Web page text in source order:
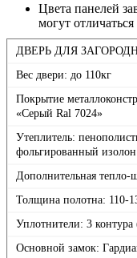
Цвета панелей
могут
ДВЕРЬ ДЛЯ
Вес двери: до 110кг
Покрытие
«Серый Ral 7024»
Утеплитель:
фольгированный изолон
Дополнительная тепло-
Толщина полотна: 110-
Уплотнители: 3
Основной замок: